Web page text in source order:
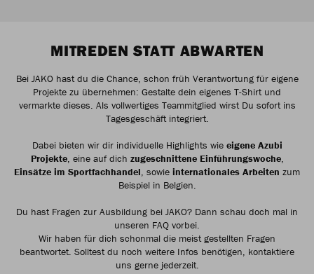
MITREDEN STATT ABWARTEN
Bei JAKO hast du die Chance, schon früh Verantwortung für eigene
Projekte zu übernehmen: Gestalte dein eigenes T-Shirt und
vermarkte dieses. Als vollwertiges Teammitglied wirst Du sofort ins
Tagesgeschäft integriert.
Dabei bieten wir dir individuelle Highlights wie eigene Azubi
Projekte, eine auf dich zugeschnittene Einführungswoche,
Einsätze im Sportfachhandel, sowie internationales Arbeiten zum
Beispiel in Belgien.
Du hast Fragen zur Ausbildung bei JAKO? Dann schau doch mal in
unseren FAQ vorbei.
Wir haben für dich schonmal die meist gestellten Fragen
beantwortet. Solltest du noch weitere Infos benötigen, kontaktiere
uns gerne jederzeit.